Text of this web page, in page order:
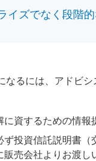
イズでなく段階
なるには、アドビ
資するための情報
投資信託説明書
販売会社よりお渡